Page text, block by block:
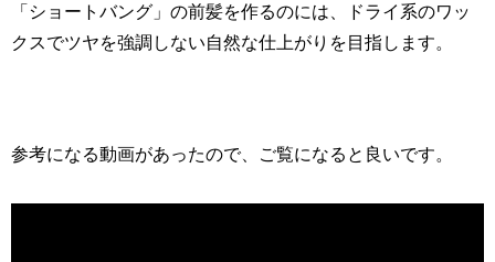
「ショートバング」の前髪を作るのには、ドライ系のワッ
クスでツヤを強調しない自然な仕上がりを目指します。
参考になる動画があったので、ご覧になると良いです。